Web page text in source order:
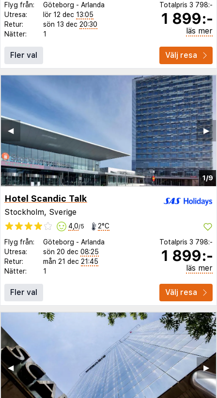
Flyg från: Göteborg - Arlanda
Utresa:
lör 12 dec 13:05
Retur:
sön 13 dec 20:30
Nätter:
1
Totalpris 3 798:-
1 899:-
läs mer
Fler val Välj resa
1/9
▶︎
◀︎
Hotel Scandic Talk
Stockholm, Sverige
4,0/5 2°C
Flyg från: Göteborg - Arlanda
Utresa:
sön 20 dec 08:25
Retur:
mån 21 dec 21:45
Nätter:
1
Totalpris 3 798:-
1 899:-
läs mer
Fler val Välj resa
▶︎
◀︎